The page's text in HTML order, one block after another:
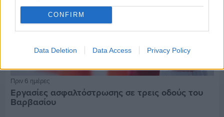
CONFIRM
Data Deletion Data Access Privacy Policy
Πριν 6 ημέρες
Εργασίες ασφαλτόστρωσης σε τρεις οδούς του
Βαρβασίου